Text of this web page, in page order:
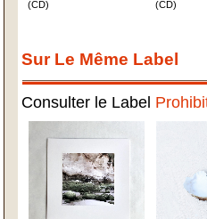
(CD)
(CD)
Sur Le Même Label
Consulter le Label